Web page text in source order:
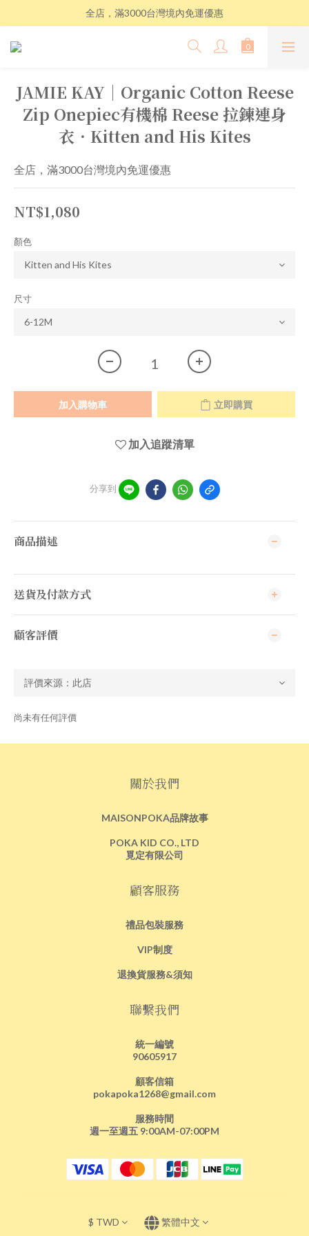
全店，滿3000台灣境內免運優惠
JAMIE KAY│Organic Cotton Reese
Zip Onepiec有機棉 Reese 拉鍊連身
衣．Kitten and His Kites
全店，滿3000台灣境內免運優惠
NT$1,080
顏色
尺寸
加入購物車 立即購買
加入追蹤清單
分享到
商品描述
送貨及付款方式
顧客評價
尚未有任何評價
關於我們
MAISONPOKA品牌故事
POKA KID CO., LTD
覓定有限公司
顧客服務
禮品包裝服務
VIP制度
退換貨服務&須知
聯繫我們
統一編號
90605917
顧客信箱
pokapoka1268@gmail.com
服務時間
週一至週五 9:00AM-07:00PM
$ TWD 繁體中文